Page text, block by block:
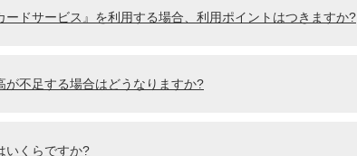
ードサービス』を利用する場合、利用ポイントはつきますか?
不足する場合はどうなりますか?
いくらですか?